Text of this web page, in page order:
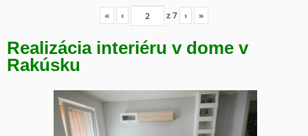
« ‹ z7 › »
Realizácia interiéru v dome v
Rakúsku